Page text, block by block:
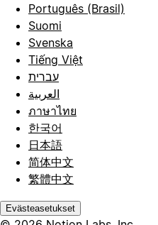
Português (Brasil)
Suomi
Svenska
Tiếng Việt
עברית
العربية
ภาษาไทย
한국어
日本語
简体中文
繁體中文
Evästeasetukset